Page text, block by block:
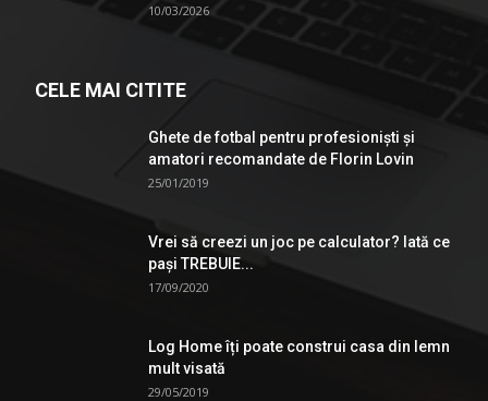
10/03/2026
CELE MAI CITITE
Ghete de fotbal pentru profesionişti şi
amatori recomandate de Florin Lovin
25/01/2019
Vrei să creezi un joc pe calculator? Iată ce
pași TREBUIE...
17/09/2020
Log Home îți poate construi casa din lemn
mult visată
29/05/2019